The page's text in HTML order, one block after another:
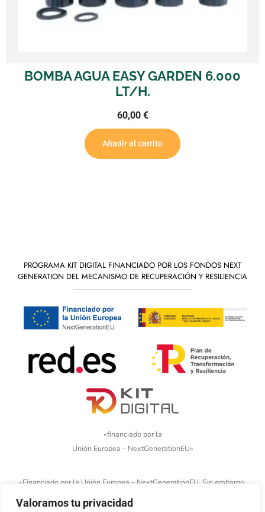
Valoramos tu privacidad
BOMBA AGUA EASY GARDEN 6.000
LT/H.
60,00€
Añadir al carrito
PROGRAMA KIT DIGITAL FINANCIADO POR LOS FONDOS NEXT
GENERATION DEL MECANISMO DE RECUPERACIÓN Y RESILIENCIA
«financiado por la
Unión Europea – NextGenerationEU»
«Financiado por la Unión Europea – NextGenerationEU. Sin embargo,
los puntos de vista y las opiniones expresadas son únicamente los